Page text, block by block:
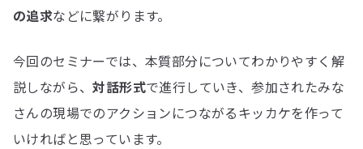
の追求などに繋がります。
今回のセミナーでは、本質部分についてわかりやすく解
説しながら、対話形式で進行していき、参加されたみな
さんの現場でのアクションにつながるキッカケを作って
いければと思っています。